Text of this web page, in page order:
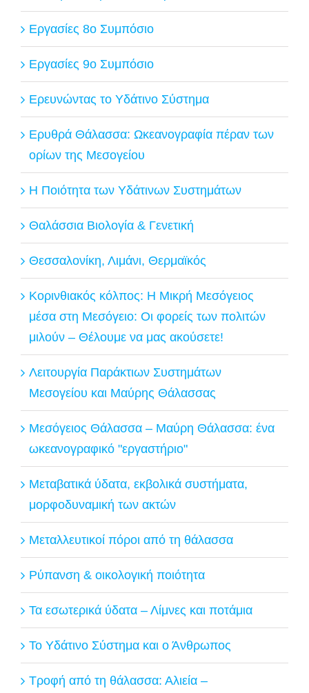
Εργασίες 8ο Συμπόσιο
Εργασίες 9ο Συμπόσιο
Ερευνώντας το Υδάτινο Σύστημα
Ερυθρά Θάλασσα: Ωκεανογραφία πέραν των
ορίων της Μεσογείου
Η Ποιότητα των Υδάτινων Συστημάτων
Θαλάσσια Βιολογία & Γενετική
Θεσσαλονίκη, Λιμάνι, Θερμαϊκός
Κορινθιακός κόλπος: Η Μικρή Μεσόγειος
μέσα στη Μεσόγειο: Οι φορείς των πολιτών
μιλούν – Θέλουμε να μας ακούσετε!
Λειτουργία Παράκτιων Συστημάτων
Μεσογείου και Μαύρης Θάλασσας
Μεσόγειος Θάλασσα – Μαύρη Θάλασσα: ένα
ωκεανογραφικό "εργαστήριο"
Μεταβατικά ύδατα, εκβολικά συστήματα,
μορφοδυναμική των ακτών
Μεταλλευτικοί πόροι από τη θάλασσα
Ρύπανση & οικολογική ποιότητα
Τα εσωτερικά ύδατα – Λίμνες και ποτάμια
Το Υδάτινο Σύστημα και ο Άνθρωπος
Τροφή από τη θάλασσα: Αλιεία –